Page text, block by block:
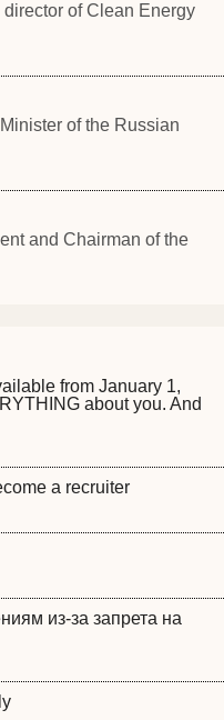
of Clean Energy
of the Russian
and Chairman of the
from January 1,
about you. And
a recruiter
из-за запрета на